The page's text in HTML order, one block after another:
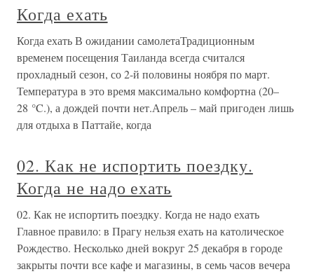
Когда ехать
Когда ехать В ожидании самолетаТрадиционным
временем посещения Таиланда всегда считался
прохладный сезон, со 2-й половины ноября по март.
Температура в это время максимально комфортна (20–
28 °C.), а дождей почти нет.Апрель – май пригоден лишь
для отдыха в Паттайе, когда
02. Как не испортить поездку.
Когда не надо ехать
02. Как не испортить поездку. Когда не надо ехать
Главное правило: в Прагу нельзя ехать на католическое
Рождество. Несколько дней вокруг 25 декабря в городе
закрыты почти все кафе и магазины, в семь часов вечера